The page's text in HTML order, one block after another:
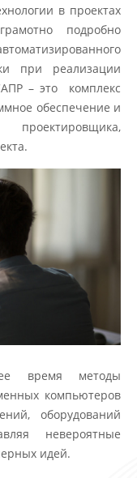
в проектах
грамотно подробно
при реализации
– это комплекс
обеспечение и
проектировщика,
время методы
компьютеров
оборудований
невероятные
идей.